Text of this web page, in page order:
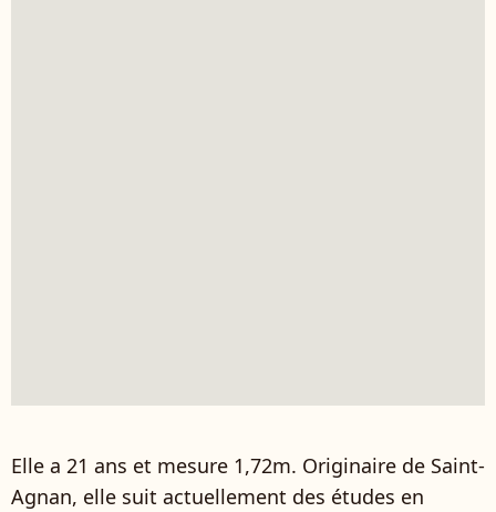
Elle a 21 ans et mesure 1,72m. Originaire de Saint-
Agnan, elle suit actuellement des études en